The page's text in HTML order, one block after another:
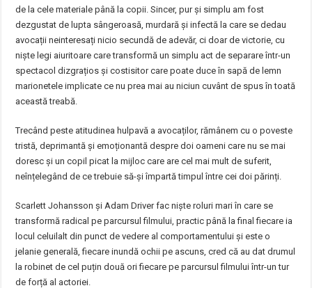
de la cele materiale până la copii. Sincer, pur și simplu am fost
dezgustat de lupta sângeroasă, murdară și infectă la care se dedau
avocații neinteresați nicio secundă de adevăr, ci doar de victorie, cu
niște legi aiuritoare care transformă un simplu act de separare într-un
spectacol dizgrațios și costisitor care poate duce în sapă de lemn
marionetele implicate ce nu prea mai au niciun cuvânt de spus în toată
această treabă.
Trecând peste atitudinea hulpavă a avocaților, rămânem cu o poveste
tristă, deprimantă și emoționantă despre doi oameni care nu se mai
doresc și un copil picat la mijloc care are cel mai mult de suferit,
neînțelegând de ce trebuie să-și împartă timpul între cei doi părinți.
Scarlett Johansson și Adam Driver fac niște roluri mari în care se
transformă radical pe parcursul filmului, practic până la final fiecare ia
locul celuilalt din punct de vedere al comportamentului și este o
jelanie generală, fiecare inundă ochii pe ascuns, cred că au dat drumul
la robinet de cel puțin două ori fiecare pe parcursul filmului într-un tur
de forță al actoriei.